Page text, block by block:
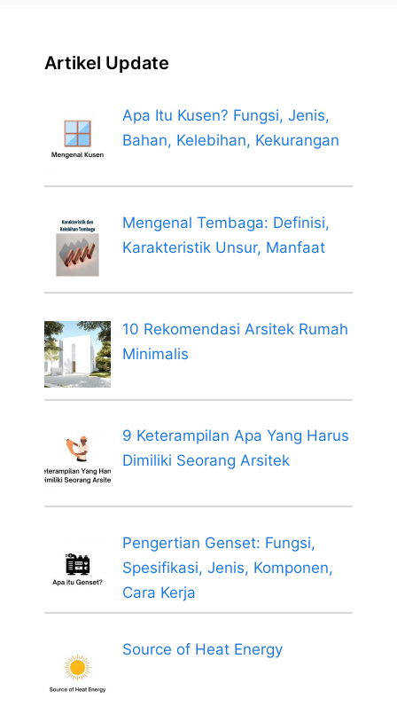
Artikel Update
Apa Itu Kusen? Fungsi, Jenis,
Bahan, Kelebihan, Kekurangan
Mengenal Tembaga: Definisi,
Karakteristik Unsur, Manfaat
10 Rekomendasi Arsitek Rumah
Minimalis
9 Keterampilan Apa Yang Harus
Dimiliki Seorang Arsitek
Pengertian Genset: Fungsi,
Spesifikasi, Jenis, Komponen,
Cara Kerja
Source of Heat Energy